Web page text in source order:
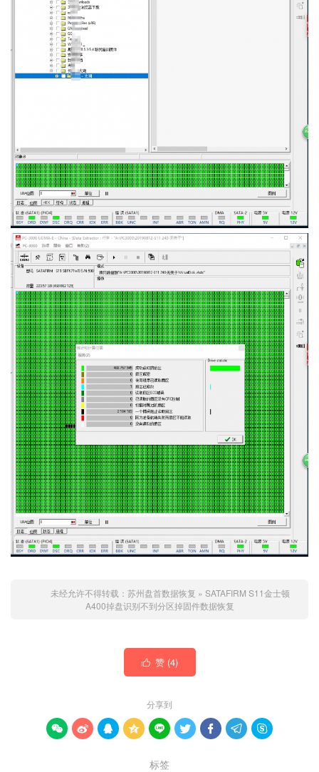
未经允许不得转载： 苏州盘首数据恢复 » SATAFIRM S11金士顿
A400掉盘识别不到分区掉固件数据恢复
 赞 (4)
分享到
        
标签